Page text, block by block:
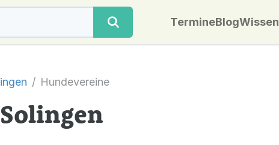
TermineBlogWissen
Hundevereine